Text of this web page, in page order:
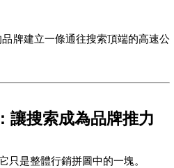
牌建立一條通往搜索頂端的高速公
讓搜索成為品牌推力
只是整體行銷拼圖中的一塊。